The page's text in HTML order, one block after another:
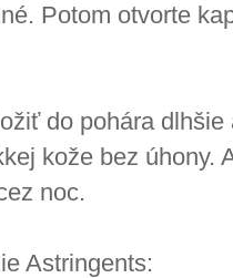
Potom otvorte
do pohára
kože bez úhony.
noc.
Astringents: